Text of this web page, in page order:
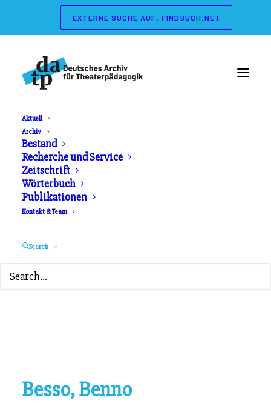
EXTERNE SUCHE AUF: FINDBUCH.NET
Aktuell
Archiv
Bestand
Recherche und Service
Zeitschrift
Wörterbuch
Publikationen
Kontakt & Team
Search
Wörterbuch der
Theaterpädagogik
Herausgeber: Gerd Koch, Marianne Streisand.
ZURÜCK ZUM INHALTSVERZEICHNIS
Besso, Benno